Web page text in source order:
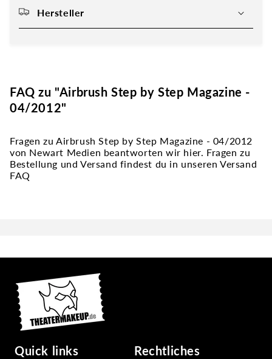
Hersteller
FAQ zu "Airbrush Step by Step Magazine -
04/2012"
Fragen zu Airbrush Step by Step Magazine - 04/2012
von Newart Medien beantworten wir hier. Fragen zu
Bestellung und Versand findest du in unseren Versand
FAQ
Quick links Rechtliches